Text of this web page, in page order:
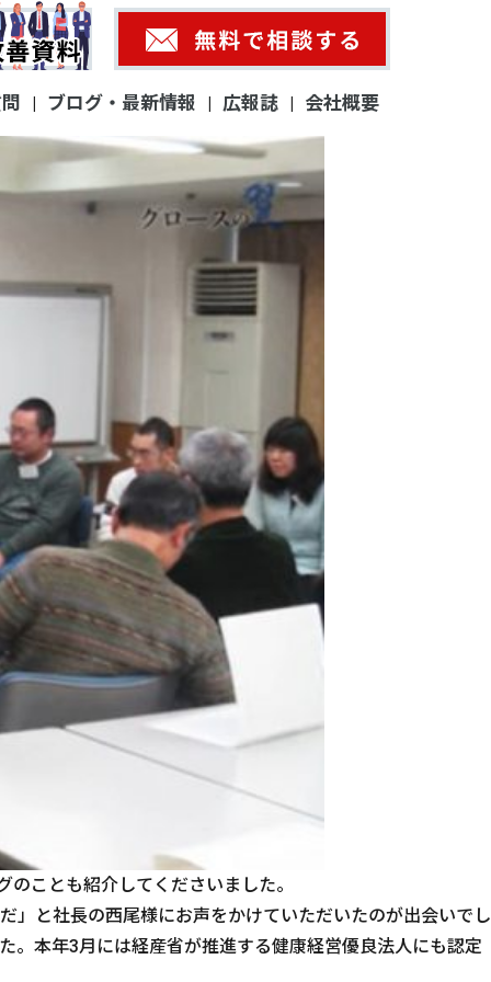
| ブログ・最新情報 | 広報誌 | 会社概要
ことも紹介してくださいました。
」と社長の西尾様にお声をかけていただいたのが出会いでし
。本年3月には経産省が推進する健康経営優良法人にも認定